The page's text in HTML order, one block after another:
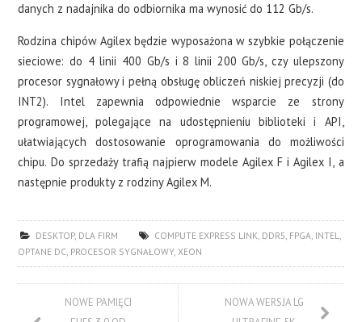
danych z nadajnika do odbiornika ma wynosić do 112 Gb/s.
Rodzina chipów Agilex będzie wyposażona w szybkie połączenie
sieciowe: do 4 linii 400 Gb/s i 8 linii 200 Gb/s, czy ulepszony
procesor sygnałowy i pełną obsługę obliczeń niskiej precyzji (do
INT2). Intel zapewnia odpowiednie wsparcie ze strony
programowej, polegające na udostępnieniu biblioteki i API,
ułatwiających dostosowanie oprogramowania do możliwości
chipu. Do sprzedaży trafią najpierw modele Agilex F i Agilex I, a
następnie produkty z rodziny Agilex M.
DESKTOP, DLA FIRM COMPUTE EXPRESS LINK, DDR5, FPGA, INTEL,
OPTANE DC, PROCESOR SYGNAŁOWY,XEON
NOWE PAMIĘCI
NOWA WERSJA LG